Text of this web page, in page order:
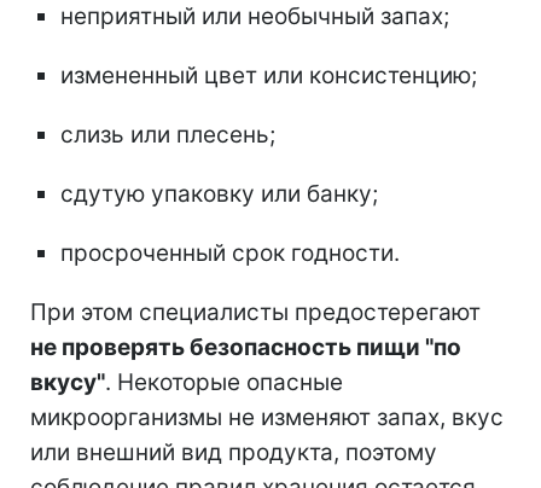
неприятный или необычный запах;
измененный цвет или консистенцию;
слизь или плесень;
сдутую упаковку или банку;
просроченный срок годности.
При этом специалисты предостерегают
не проверять безопасность пищи "по
вкусу". Некоторые опасные
микроорганизмы не изменяют запах, вкус
или внешний вид продукта, поэтому